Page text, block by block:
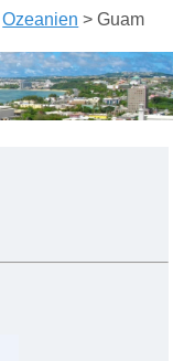
Ozeanien >Guam